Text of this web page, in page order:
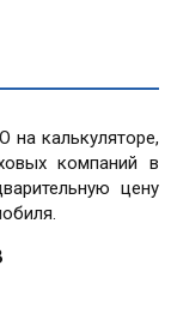
на калькуляторе,
компаний в
цену